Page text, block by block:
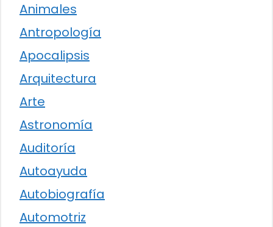
Animales
Antropología
Apocalipsis
Arquitectura
Arte
Astronomía
Auditoría
Autoayuda
Autobiografía
Automotriz